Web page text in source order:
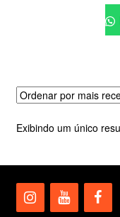
Exibindo um único